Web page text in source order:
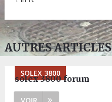
AUTRES ARTICLES
SOLEX 3800
solex 3800 forum
VOIR